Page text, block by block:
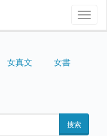
女真文 女書
搜索